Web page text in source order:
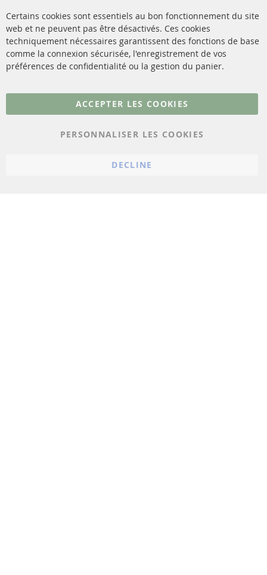
Catalyseur (CAT)
Capteurs
Matériel de montage
livraison
Contact
Résilier le contrat
Plus de liens
Conditions générales
Certains cookies sont essentiels au bon fonctionnement du site
web et ne peuvent pas être désactivés. Ces cookies
techniquement nécessaires garantissent des fonctions de base
comme la connexion sécurisée, l'enregistrement de vos
préférences de confidentialité ou la gestion du panier.
ACCEPTER LES COOKIES
PERSONNALISER LES COOKIES
DECLINE